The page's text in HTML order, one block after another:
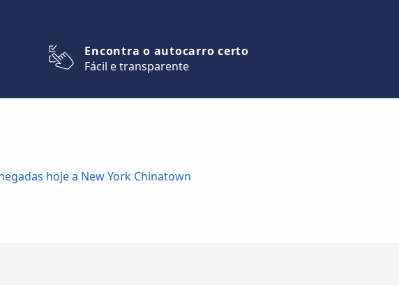
Encontra o autocarro certo
Fácil e transparente
hoje a New York Chinatown